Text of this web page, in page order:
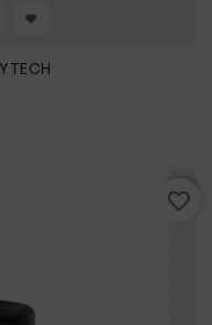
favorite_border